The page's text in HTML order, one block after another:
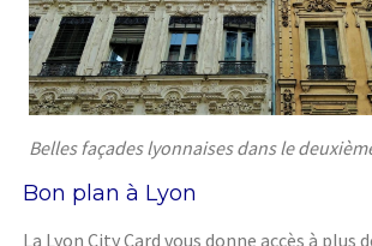
Belles façades lyonnaises dans le
Bon plan à Lyon
La Lyon City Card vous donne accès à plus